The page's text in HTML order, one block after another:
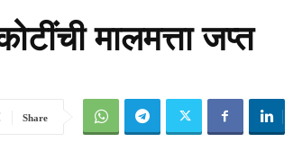
मालमत्ता जप्त
Share